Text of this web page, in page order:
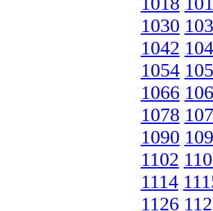
1030
1042
1054
1066
1078
1090
1102
1114
1126